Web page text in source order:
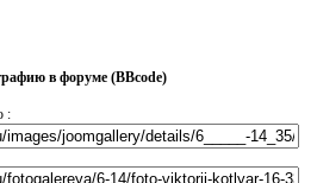
в форуме (BBcode)
: